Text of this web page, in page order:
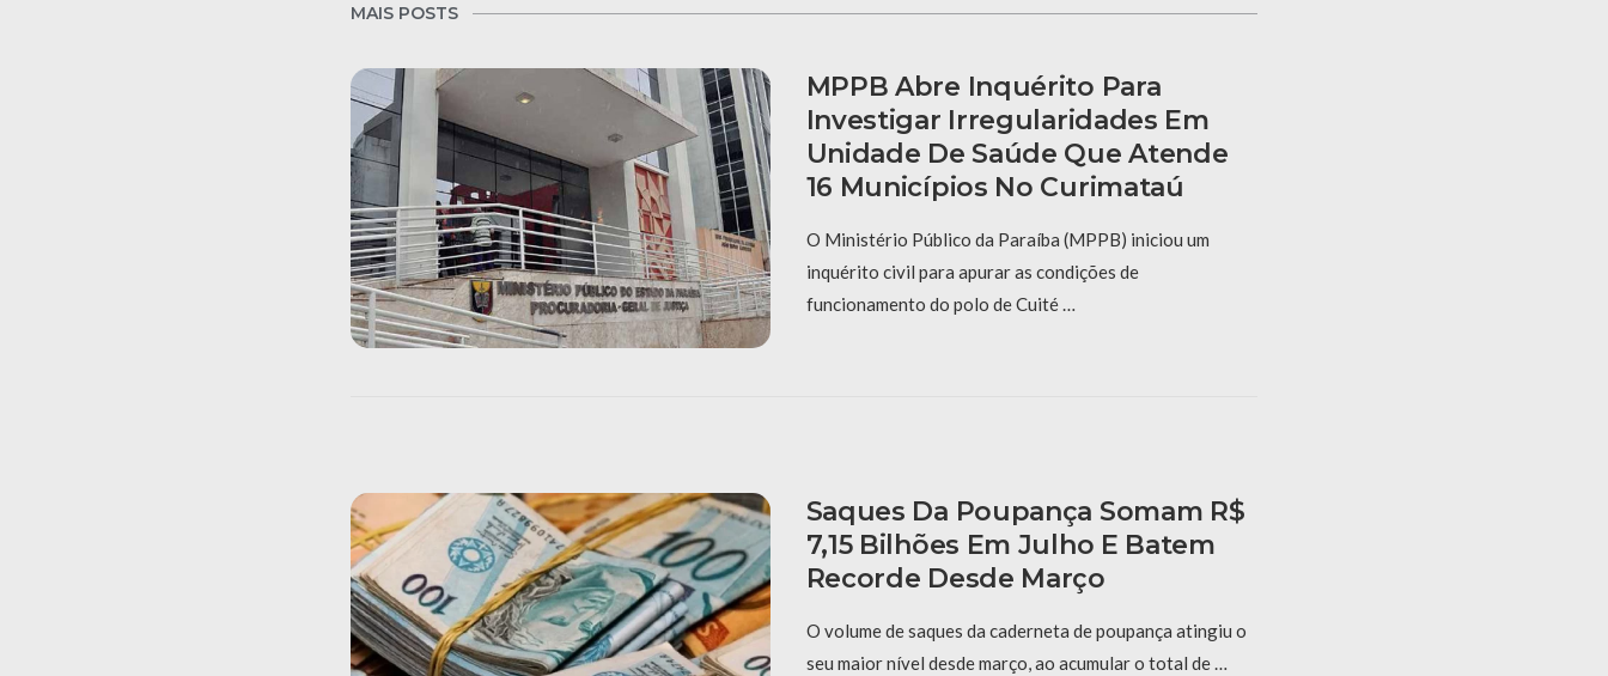
MAIS POSTS
MPPB Abre Inquérito Para
Investigar Irregularidades Em
Unidade De Saúde Que Atende
16 Municípios No Curimataú
O Ministério Público da Paraíba (MPPB) iniciou um
inquérito civil para apurar as condições de
funcionamento do polo de Cuité …
Saques Da Poupança Somam R$
7,15 Bilhões Em Julho E Batem
Recorde Desde Março
O volume de saques da caderneta de poupança atingiu o
seu maior nível desde março, ao acumular o total de …